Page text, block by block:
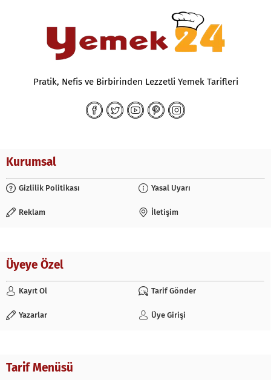
Pratik, Nefis ve Birbirinden Lezzetli Yemek Tarifleri
Kurumsal
Gizlilik Politikası Yasal Uyarı
Reklam İletişim
Üyeye Özel
Kayıt Ol Tarif Gönder
Yazarlar Üye Girişi
Tarif Menüsü